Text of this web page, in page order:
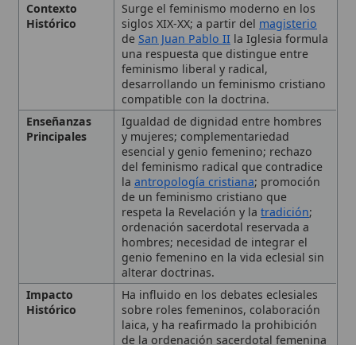
Enseñanzas
Principales
Igualdad de dignidad entre hombres
y mujeres; complementariedad
esencial y genio femenino; rechazo
del feminismo radical que contradice
laantropología cristiana; promoción
de un feminismo cristiano que
respeta la Revelación y latradición
ordenación sacerdotal reservada a
hombres; necesidad de integrar el
genio femenino en la vida eclesial sin
alterar doctrinas.
Ha influido en los debates eclesiales
sobre roles femeninos, colaboración
laica, y ha reafirmado la prohibición
de la ordenación sacerdotal femenina
mientras se promueve la participación
plena de la mujer en la Iglesia.
Feminismo moderno y doctrina
católica
Tipo Enseñanza
Definición y contexto
🙏 Bienvenido a Wikitólica
Esta enciclopedia es un recurso privado de referencia sin
. No sustituye al Catecismo, a la Sagrada
Escritura ni a los documentos oficiales de la Iglesia y está